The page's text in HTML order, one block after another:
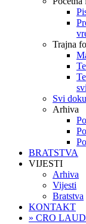
Trajna
Svi
Arhiva
BRATSTVA
VIJESTI
Arhiva
Vijesti
Bratstva
KONTAKT
» CRO